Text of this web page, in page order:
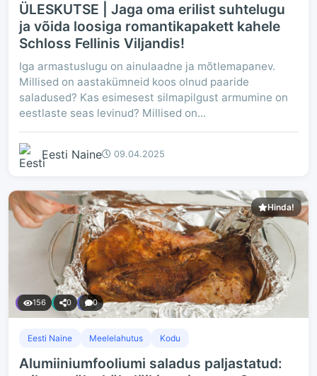
ÜLESKUTSE | Jaga oma erilist suhtelugu
ja võida loosiga romantikapakett kahele
Schloss Fellinis Viljandis!
Iga armastuslugu on ainulaadne ja mõtlemapanev.
Millised on aastakümneid koos olnud paaride
saladused? Kas esimesest silmapilgust armumine on
eestlaste seas levinud? Millised on...
Eesti Naine 09.04.2025
Hinda!
156 0 0
Eesti Naine Meelelahutus Kodu
Alumiiniumfooliumi saladus paljastatud: